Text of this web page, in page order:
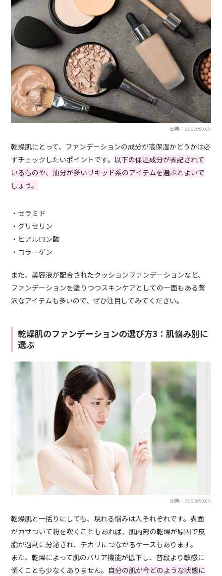
出典：adobestock
乾燥肌にとって、ファンデーションの成分が高保湿かどうかは必
ずチェックしたいポイントです。以下の保湿成分が表記されて
いるものや、油分が多いリキッド系のアイテムを選ぶとよいで
しょう。
・セラミド
・グリセリン
・ヒアルロン酸
・コラーゲン
また、美容液が配合されたクッションファンデーションなど、
ファンデーションを塗りつつスキンケアとしての一面もある贅
沢なアイテムも多いので、ぜひ注目してみてください。
乾燥肌のファンデーションの選び方3：肌悩み別に
選ぶ
出典：adobestock
乾燥肌と一括りにしても、現れる悩みは人それぞれです。表面
がカサついて粉を吹くこともあれば、肌内部の乾燥が原因で皮
脂が過剰に分泌され、テカリにつながるケースもあります。
また、乾燥によって肌のバリア機能が低下し、普段より敏感に
傾くことも少なくありません。 自分の肌が今どのような状態に